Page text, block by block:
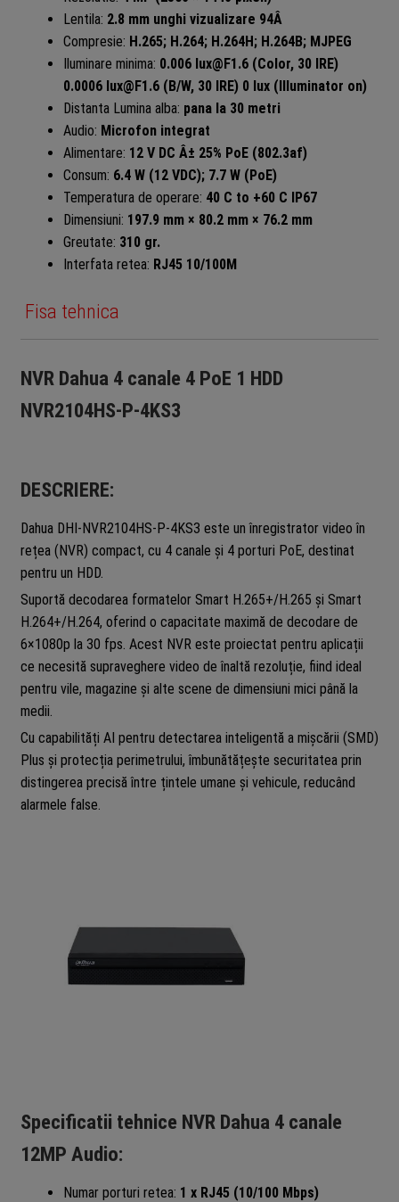
Lentila: 2.8 mm unghi vizualizare 94Â
Compresie: H.265; H.264; H.264H; H.264B; MJPEG
Iluminare minima: 0.006 lux@F1.6 (Color, 30 IRE)
0.0006 lux@F1.6 (B/W, 30 IRE) 0 lux (Illuminator on)
Distanta Lumina alba: pana la 30 metri
Audio: Microfon integrat
Alimentare: 12 V DC Â± 25% PoE (802.3af)
Consum: 6.4 W (12 VDC); 7.7 W (PoE)
Temperatura de operare: 40 C to +60 C IP67
Dimensiuni: 197.9 mm × 80.2 mm × 76.2 mm
Greutate: 310 gr.
Interfata retea: RJ45 10/100M
Fisa tehnica
NVR Dahua 4 canale 4 PoE 1 HDD
NVR2104HS-P-4KS3
DESCRIERE:
Dahua DHI-NVR2104HS-P-4KS3 este un înregistrator video în
rețea (NVR) compact, cu 4 canale și 4 porturi PoE, destinat
pentru un HDD.
Suportă decodarea formatelor Smart H.265+/H.265 și Smart
H.264+/H.264, oferind o capacitate maximă de decodare de
6×1080p la 30 fps. Acest NVR este proiectat pentru aplicații
ce necesită supraveghere video de înaltă rezoluție, fiind ideal
pentru vile, magazine și alte scene de dimensiuni mici până la
medii.
Cu capabilități AI pentru detectarea inteligentă a mișcării (SMD)
Plus și protecția perimetrului, îmbunătățește securitatea prin
distingerea precisă între țintele umane și vehicule, reducând
alarmele false.
Specificatii tehnice NVR Dahua 4 canale
12MP Audio:
Numar porturi retea: 1 x RJ45 (10/100 Mbps)